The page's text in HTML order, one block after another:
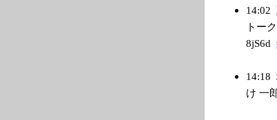
14:02
トー
8jS6d
14:18
け 一